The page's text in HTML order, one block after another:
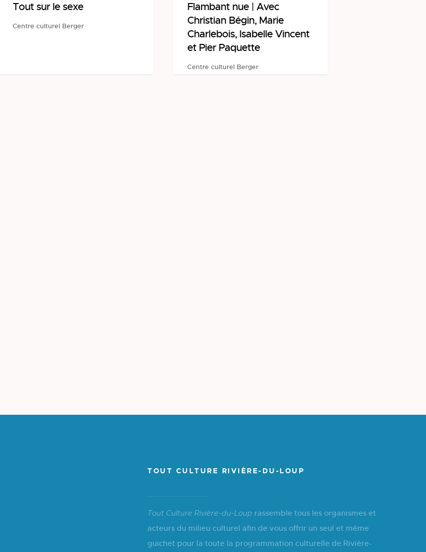
Tout sur le sexe
Centre culturel Berger
Flambant nue | Avec
Christian Bégin, Marie
Charlebois, Isabelle Vincent
et Pier Paquette
Centre culturel Berger
TOUT CULTURE RIVIÈRE-DU-LOUP
Tout Culture Rivière-du-Loup rassemble tous les organismes et
acteurs du milieu culturel afin de vous offrir un seul et même
guichet pour la toute la programmation culturelle de Rivière-